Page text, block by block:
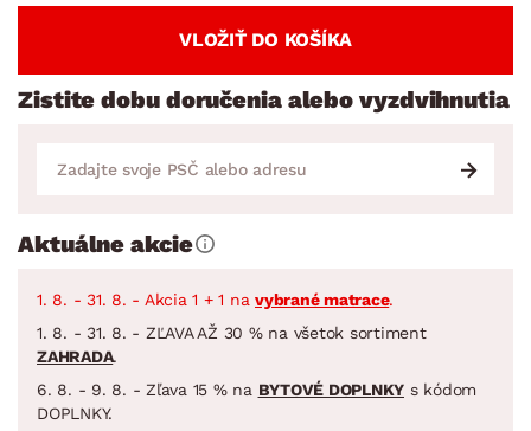
VLOŽIŤ DO KOŠÍKA
Zistite dobu doručenia alebo vyzdvihnutia
Aktuálne akcie
1. 8. - 31. 8. - Akcia 1 + 1 na vybrané matrace.
1. 8. - 31. 8. - ZĽAVA AŽ 30 % na všetok sortiment
ZAHRADA.
6. 8. - 9. 8. - Zľava 15 % na BYTOVÉ DOPLNKY s kódom
DOPLNKY.